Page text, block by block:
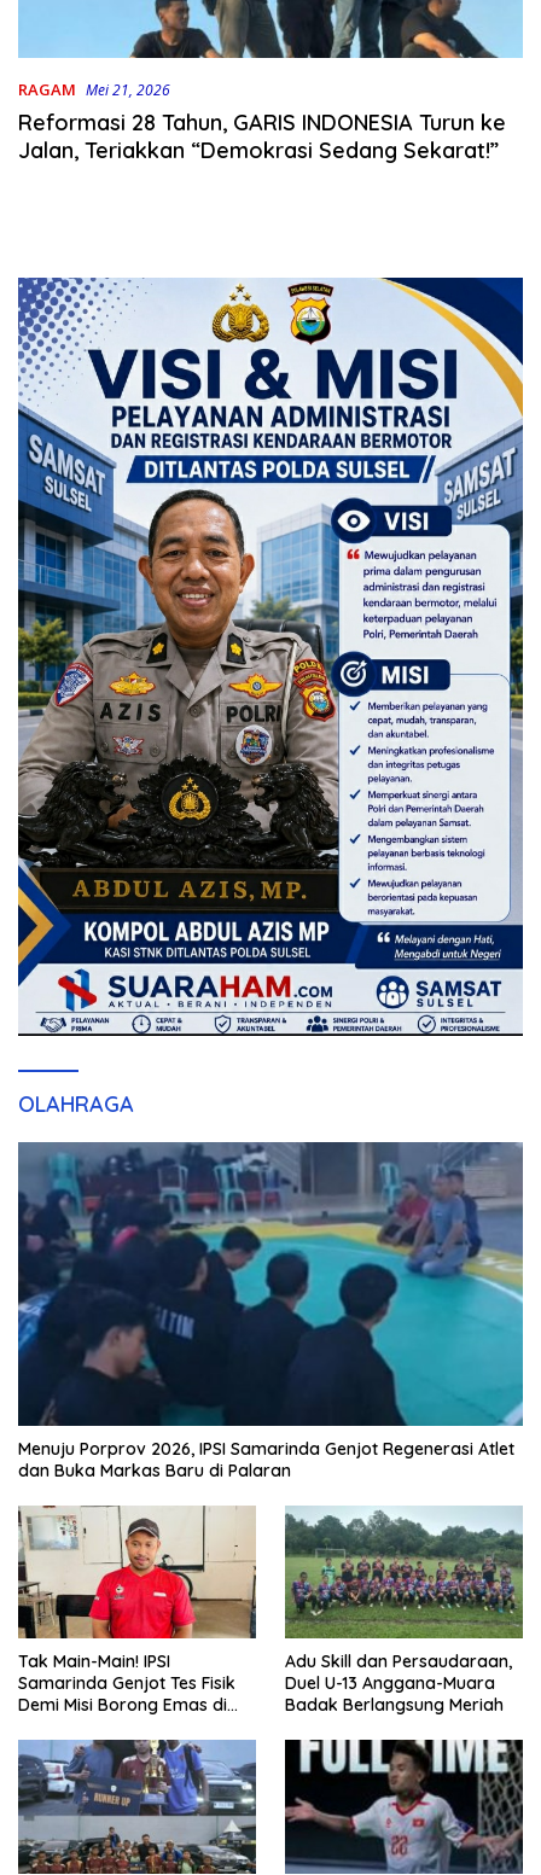
RAGAM Mei 21, 2026
Reformasi 28 Tahun, GARIS INDONESIA Turun ke
Jalan, Teriakkan “Demokrasi Sedang Sekarat!”
OLAHRAGA
Menuju Porprov 2026, IPSI Samarinda Genjot Regenerasi Atlet
dan Buka Markas Baru di Palaran
Tak Main-Main! IPSI
Samarinda Genjot Tes Fisik
Demi Misi Borong Emas di
Adu Skill dan Persaudaraan,
Duel U-13 Anggana-Muara
Badak Berlangsung Meriah